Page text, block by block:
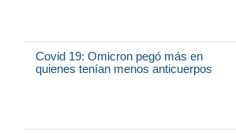
Covid 19: Omicron pegó más en
quienes tenían menos anticuerpos